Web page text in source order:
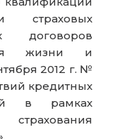
страховых
договоров
жизни и
2012 г. №
кредитных
в рамках
страхования